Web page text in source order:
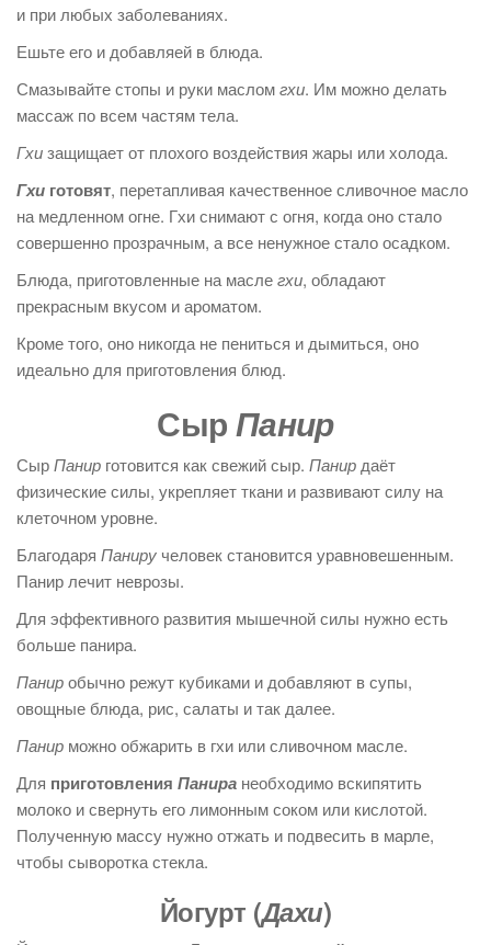
и при любых заболеваниях.
Ешьте его и добавляей в блюда.
Смазывайте стопы и руки масломгхи. Им можно делать
массаж по всем частям тела.
Гхизащищает от плохого воздействия жары или холода.
Гхи готовят, перетапливая качественное сливочное масло
на медленном огне. Гхи снимают с огня, когда оно стало
совершенно прозрачным, а все ненужное стало осадком.
Блюда, приготовленные на маслегхи, обладают
прекрасным вкусом и ароматом.
Кроме того, оно никогда не пениться и дымиться, оно
идеально для приготовления блюд.
СырПанир
СырПанир готовится как свежий сыр. Панир даёт
физические силы, укрепляет ткани и развивают силу на
клеточном уровне.
Благодаря Паниру человек становится уравновешенным.
Панир лечит неврозы.
Для эффективного развития мышечной силы нужно есть
больше панира.
Паниробычно режут кубиками и добавляют в супы,
овощные блюда, рис, салаты и так далее.
Панир можно обжарить в гхи или сливочном масле.
Для приготовления Панира необходимо вскипятить
молоко и свернуть его лимонным соком или кислотой.
Полученную массу нужно отжать и подвесить в марле,
чтобы сыворотка стекла.
Йогурт (Дахи)